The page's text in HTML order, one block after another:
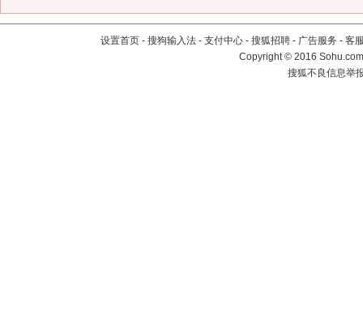
设置首页 - 搜狗输入法 - 支付中心 - 搜狐招聘 - 广告服务 - 客
Copyright©2016
搜狐不良信息举